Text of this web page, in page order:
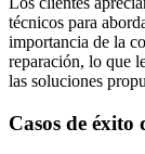
técnicos para
importancia de la
reparación, lo que
las soluciones
Casos de éxito